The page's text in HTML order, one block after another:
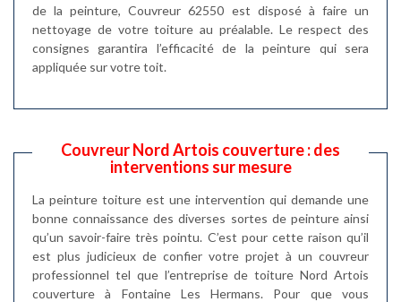
de la peinture, Couvreur 62550 est disposé à faire un
nettoyage de votre toiture au préalable. Le respect des
consignes garantira l’efficacité de la peinture qui sera
appliquée sur votre toit.
Couvreur Nord Artois couverture : des
interventions sur mesure
La peinture toiture est une intervention qui demande une
bonne connaissance des diverses sortes de peinture ainsi
qu’un savoir-faire très pointu. C’est pour cette raison qu’il
est plus judicieux de confier votre projet à un couvreur
professionnel tel que l’entreprise de toiture Nord Artois
couverture à Fontaine Les Hermans. Pour que vous